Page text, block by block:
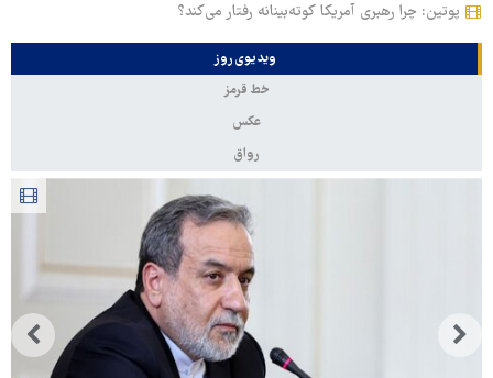
پوتین: چرا رهبری آمریکا کوته‌بینانه رفتار می‌کند؟
ویدیوی روز
خط قرمز
عکس
رواق